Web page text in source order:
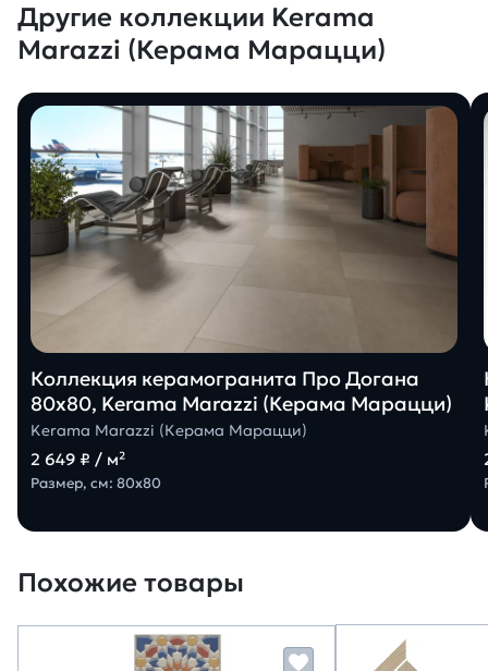
Другие коллекции Kerama
Marazzi (Керама Марацци)
Коллекция керамогранита Про Догана
80х80, Kerama Marazzi (Керама Марацци)
Kerama Marazzi (Керама Марацци)
2 649 ₽ / м²
Размер, см: 80х80
Похожие товары